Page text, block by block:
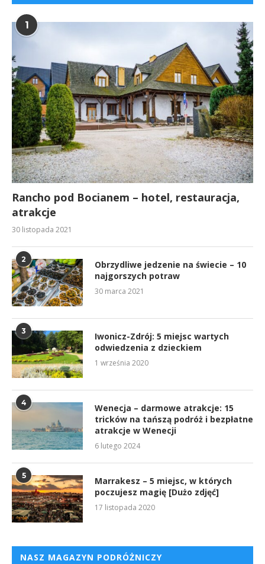
1
Rancho pod Bocianem – hotel, restauracja,
atrakcje
30 listopada 2021
2
Obrzydliwe jedzenie na świecie – 10
najgorszych potraw
30 marca 2021
3
Iwonicz-Zdrój: 5 miejsc wartych
odwiedzenia z dzieckiem
1 września 2020
4
Wenecja – darmowe atrakcje: 15
tricków na tańszą podróż i bezpłatne
atrakcje w Wenecji
6 lutego 2024
5
Marrakesz – 5 miejsc, w których
poczujesz magię [Dużo zdjęć]
17 listopada 2020
NASZ MAGAZYN PODRÓŻNICZY